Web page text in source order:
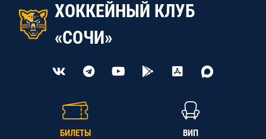
ХОККЕЙНЫЙ КЛУБ
«СОЧИ»
БИЛЕТЫ ВИП